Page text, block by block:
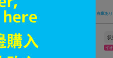
庫あり 890円 税込 在庫あり
状態 :未開封
高崎店
状
イ